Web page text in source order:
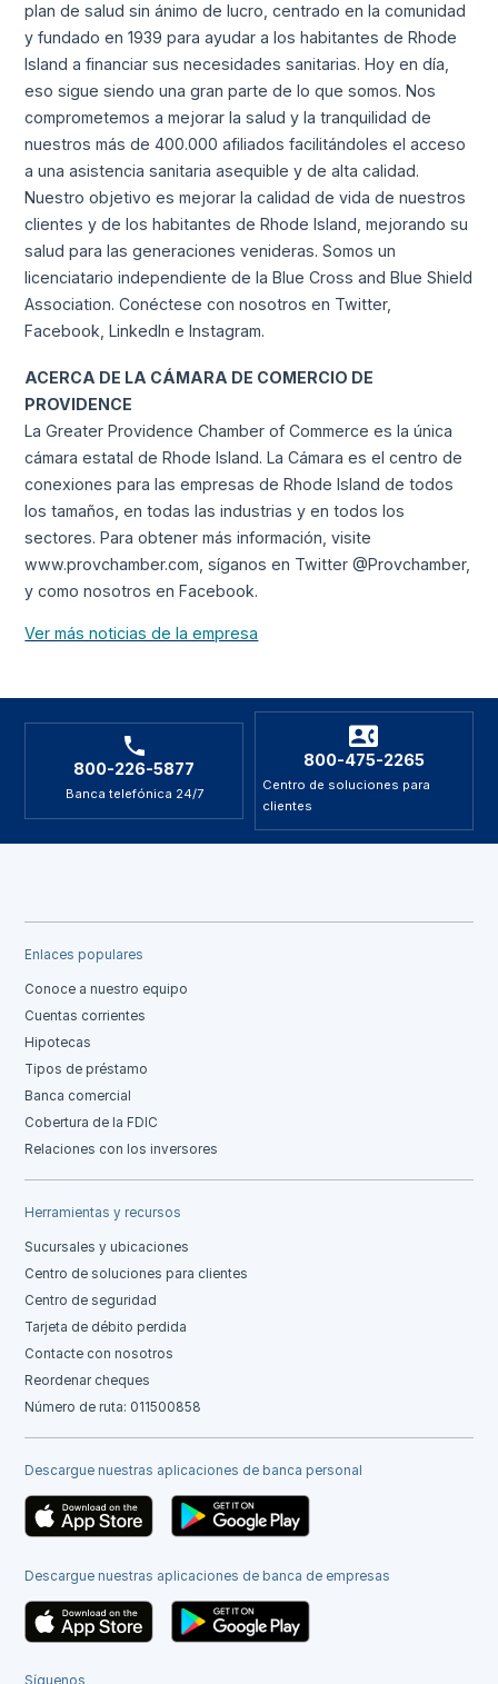
plan de salud sin ánimo de lucro, centrado en la comunidad
y fundado en 1939 para ayudar a los habitantes de Rhode
Island a financiar sus necesidades sanitarias. Hoy en día,
eso sigue siendo una gran parte de lo que somos. Nos
comprometemos a mejorar la salud y la tranquilidad de
nuestros más de 400.000 afiliados facilitándoles el acceso
a una asistencia sanitaria asequible y de alta calidad.
Nuestro objetivo es mejorar la calidad de vida de nuestros
clientes y de los habitantes de Rhode Island, mejorando su
salud para las generaciones venideras. Somos un
licenciatario independiente de la Blue Cross and Blue Shield
Association. Conéctese con nosotros en Twitter,
Facebook, LinkedIn e Instagram.
ACERCA DE LA CÁMARA DE COMERCIO DE
PROVIDENCE
La Greater Providence Chamber of Commerce es la única
cámara estatal de Rhode Island. La Cámara es el centro de
conexiones para las empresas de Rhode Island de todos
los tamaños, en todas las industrias y en todos los
sectores. Para obtener más información, visite
www.provchamber.com, síganos en Twitter @Provchamber,
y como nosotros en Facebook.
Ver más noticias de la empresa
800-226-5877
Banca telefónica 24/7
800-475-2265
Centro de soluciones para
clientes
Enlaces populares
Conoce a nuestro equipo
Cuentas corrientes
Hipotecas
Tipos de préstamo
Banca comercial
Cobertura de la FDIC
Relaciones con los inversores
Herramientas y recursos
Sucursales y ubicaciones
Centro de soluciones para clientes
Centro de seguridad
Tarjeta de débito perdida
Contacte con nosotros
Reordenar cheques
Número de ruta: 011500858
Descargue nuestras aplicaciones de banca personal
Descargue nuestras aplicaciones de banca de empresas
Síguenos